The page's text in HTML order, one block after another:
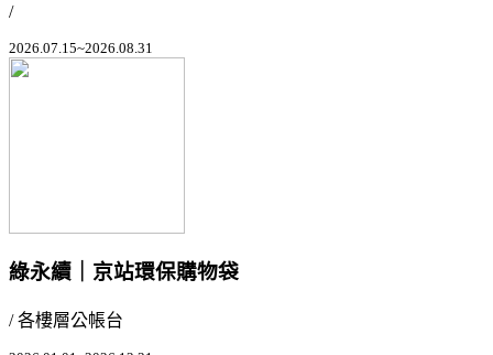
/
2026.07.15~2026.08.31
綠永續｜京站環保購物袋
/ 各樓層公帳台